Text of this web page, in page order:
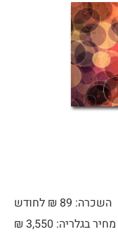
השכרה: 89 ₪ לחודש
מחיר בגלריה: 3,550 ₪